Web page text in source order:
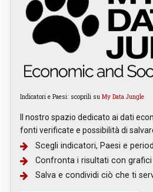
Indicatori e Paesi: scoprili su My Data Jungle
Il nostro spazio dedicato ai dati
fonti verificate e possibilità di
Scegli indicatori, Paesi e
Confronta i risultati con grafici
Salva e condividi ciò che ti